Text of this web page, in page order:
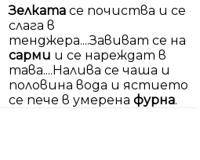
Зелката се почиства и се
слага в
тенджера....Завиват се на
сарми и се нареждат в
тава....Налива се чаша и
половина вода и ястието
се пече в умерена фурна.